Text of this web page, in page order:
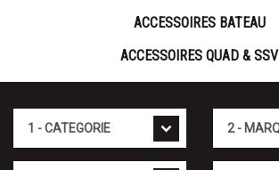
ACCESSOIRES BATEAU
ACCESSOIRES QUAD & SSV